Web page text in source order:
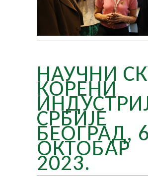
НАУЧНИ
КОРЕНИ
СРБИЈЕ
БЕОГРАД,
ОКТОБАР
2023.